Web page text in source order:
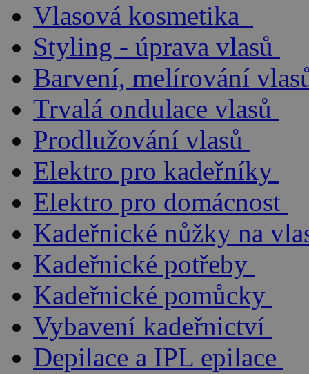
Vlasová kosmetika
Styling - úprava vlasů
Barvení, melírování
Trvalá ondulace vlasů
Prodlužování vlasů
Elektro pro kadeřníky
Elektro pro domácnost
Kadeřnické nůžky na
Kadeřnické potřeby
Kadeřnické pomůcky
Vybavení kadeřnictví
Depilace a IPL epilace